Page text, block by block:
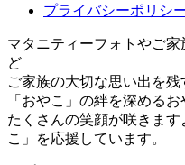
プライバシーポリシ
マタニティーフォトやご
ど
ご家族の大切な思い出を残
「おやこ」の絆を深めるお
たくさんの笑顔が咲きます
こ」を応援しています。